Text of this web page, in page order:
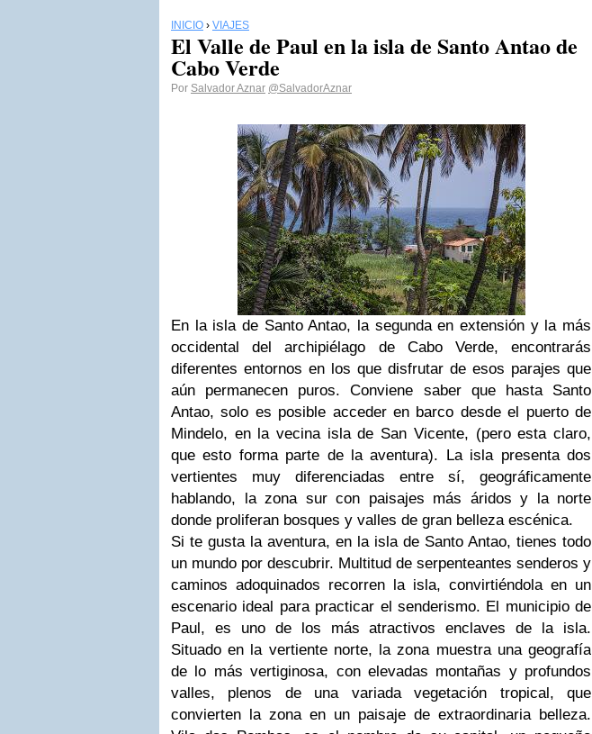
INICIO › VIAJES
El Valle de Paul en la isla de Santo Antao de
Cabo Verde
Por Salvador Aznar @SalvadorAznar
En la isla de Santo Antao, la segunda en extensión y la más
occidental del archipiélago de Cabo Verde, encontrarás
diferentes entornos en los que disfrutar de esos parajes que
aún permanecen puros.Conviene saber que hasta Santo
Antao, solo es posible acceder en barco desde el puerto de
Mindelo, en la vecina isla de San Vicente, (pero esta claro,
que esto forma parte de la aventura). La isla presenta dos
vertientes muy diferenciadas entre sí, geográficamente
hablando, la zona sur con paisajes más áridos y la norte
donde proliferan bosques y valles de gran belleza escénica.
Si te gusta la aventura, en la isla de Santo Antao, tienes todo
un mundo por descubrir. Multitud de serpenteantes senderos y
caminos adoquinados recorren la isla, convirtiéndola en un
escenario ideal para practicar el senderismo. El municipio de
Paul, es uno de los más atractivos enclaves de la isla.
Situado en la vertiente norte, la zona muestra una geografía
de lo más vertiginosa, con elevadas montañas y profundos
valles, plenos de una variada vegetación tropical, que
convierten la zona en un paisaje de extraordinaria belleza.